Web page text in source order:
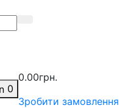
0
0.00грн.
Зробити замовлення